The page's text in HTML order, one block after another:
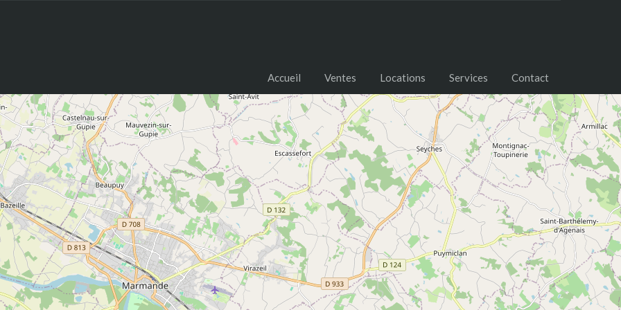
Accueil Ventes Locations Services Contact